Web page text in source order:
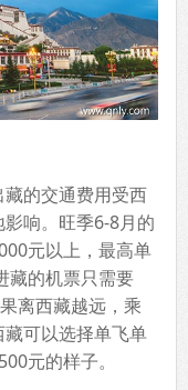
的交通费用受西
响。旺季6-8月的
元以上，最高单
藏的机票只需要
离西藏越远，乘
可以选择单飞单
元的样子。